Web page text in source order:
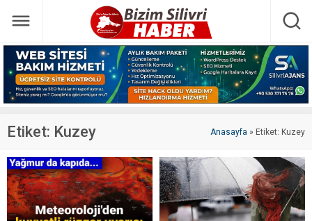
Etiket: Kuzey Anasayfa » Etiket: Kuzey